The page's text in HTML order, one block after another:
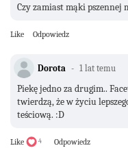
Czy zamiast mąki pszennej
Like Odpowiedz
Dorota 1 lat temu
Piekę jedno za drugim..
twierdzą, że w życiu
teściową. :D
Like 4 Odpowiedz